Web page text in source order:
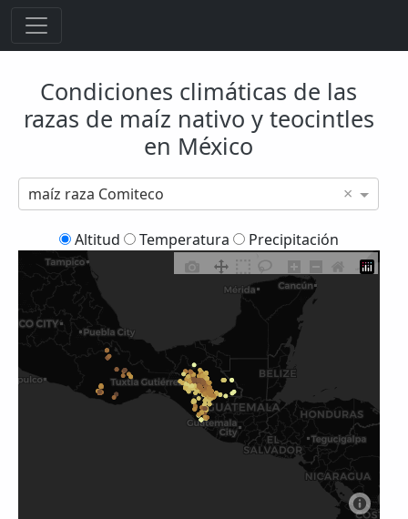
Condiciones climáticas de las
razas de maíz nativo y teocintles
en México
maíz raza Comiteco ×
Altitud Temperatura Precipitación